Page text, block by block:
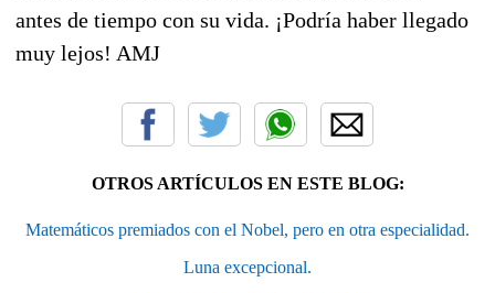
antes de tiempo con su vida. ¡Podría haber llegado
muy lejos! AMJ
OTROS ARTÍCULOS EN ESTE BLOG:
Matemáticos premiados con el Nobel, pero en otra especialidad.
Luna excepcional.